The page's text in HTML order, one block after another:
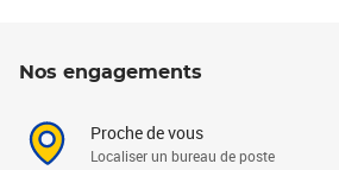
Nos engagements
Proche de vous
Localiser un bureau de poste